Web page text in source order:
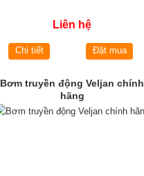
Liên hệ
Chi tiết Đặt mua
Bơm truyền động Veljan chính
hãng